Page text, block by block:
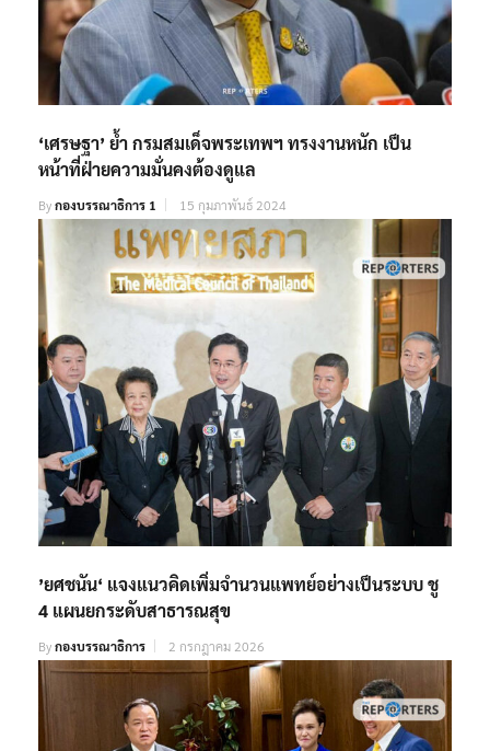
‘เศรษฐา’ ย้ำ กรมสมเด็จพระเทพฯ ทรงงานหนัก เป็น
หน้าที่ฝ่ายความมั่นคงต้องดูแล
Byกองบรรณาธิการ 1 15 กุมภาพันธ์ 2024
’ยศชนัน‘ แจงแนวคิดเพิ่มจำนวนแพทย์อย่างเป็นระบบ ชู
4 แผนยกระดับสาธารณสุข
Byกองบรรณาธิการ 2 กรกฎาคม 2026